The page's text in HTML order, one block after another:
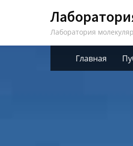
Лаборатория
Главная